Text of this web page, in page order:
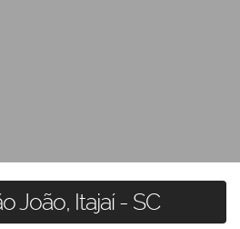
João, Itajaí - SC